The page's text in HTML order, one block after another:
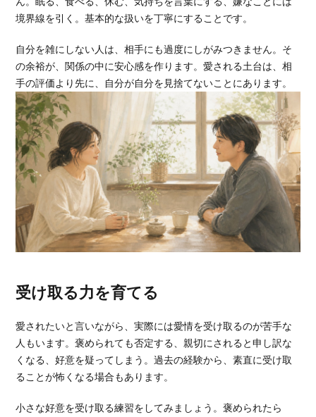
境界線を引く。基本的な扱いを丁寧にすることです。
自分を雑にしない人は、相手にも過度にしがみつきません。そ
の余裕が、関係の中に安心感を作ります。愛される土台は、相
手の評価より先に、自分が自分を見捨てないことにあります。
受け取る力を育てる
愛されたいと言いながら、実際には愛情を受け取るのが苦手な
人もいます。褒められても否定する、親切にされると申し訳な
くなる、好意を疑ってしまう。過去の経験から、素直に受け取
ることが怖くなる場合もあります。
小さな好意を受け取る練習をしてみましょう。褒められたら